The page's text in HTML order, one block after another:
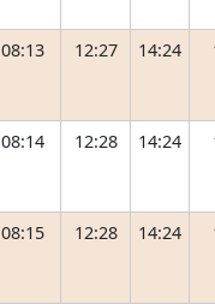
08:13 12:27 14:24
08:14 12:28 14:24
08:15 12:28 14:24